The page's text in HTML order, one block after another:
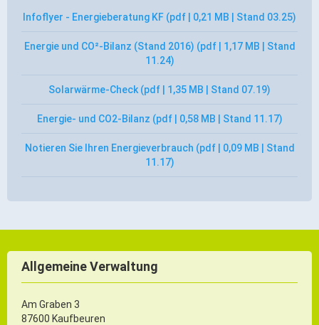
Infoflyer - Energieberatung KF (pdf | 0,21 MB | Stand 03.25)
Energie und CO²-Bilanz (Stand 2016) (pdf | 1,17 MB | Stand
11.24)
Solarwärme-Check (pdf | 1,35 MB | Stand 07.19)
Energie- und CO2-Bilanz (pdf | 0,58 MB | Stand 11.17)
Notieren Sie Ihren Energieverbrauch (pdf | 0,09 MB | Stand
11.17)
Allgemeine Verwaltung
Am Graben 3
87600 Kaufbeuren